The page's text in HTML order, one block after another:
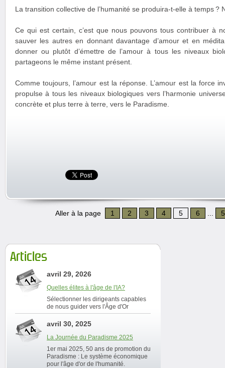
La transition collective de l’humanité se produira-t-elle à temps ?
Ce qui est certain, c’est que nous pouvons tous contribuer à
sauver les autres en donnant davantage d’amour et en
donner ou plutôt d’émettre de l’amour à tous les niveaux
partageons le même instant présent.
Comme toujours, l’amour est la réponse. L’amour est la force
propulse à tous les niveaux biologiques vers l’harmonie
concrète et plus terre à terre, vers le Paradisme.
Aller à la page 1 2 3 4 5 6
Articles
avril 29, 2026
Quelles élites à l'âge de l'IA?
Sélectionner les dirigeants capables
de nous guider vers l'Âge d'Or
avril 30, 2025
La Journée du Paradisme 2025
1er mai 2025, 50 ans de promotion du
Paradisme : Le système économique
pour l'âge d'or de l'humanité.